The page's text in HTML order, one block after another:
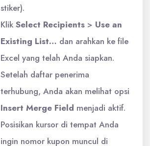
stiker).
Klik Select Recipients > Use an
Existing List… dan arahkan ke file
Excel yang telah Anda siapkan.
Setelah daftar penerima
terhubung, Anda akan melihat opsi
Insert Merge Field menjadi aktif.
Posisikan kursor di tempat Anda
ingin nomor kupon muncul di